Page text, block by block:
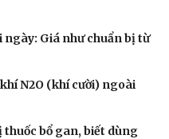
Câu chuyện thời sự
Cửa sổ tình yêu
ngày: Giá như chuẩn bị từ
N2O (khí cười) ngoài
thuốc bổ gan, biết dùng